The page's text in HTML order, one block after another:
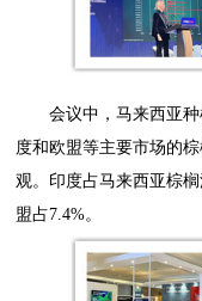
会议中，马来西亚
度和欧盟等主要市场的
观。印度占马来西亚棕
盟占7.4%。